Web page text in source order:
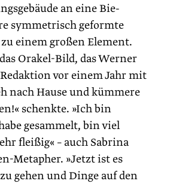
an eine Bie-
symmetrisch geformte
einem großen Element.
Orakel-Bild, das Werner
vor einem Jahr mit
nach Hause und kümmere
schenkte. »Ich bin
gesammelt, bin viel
fleißig« – auch Sabrina
Metapher. »Jetzt ist es
gehen und Dinge auf den